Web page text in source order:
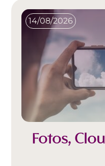
14/08/2026
Fotos,